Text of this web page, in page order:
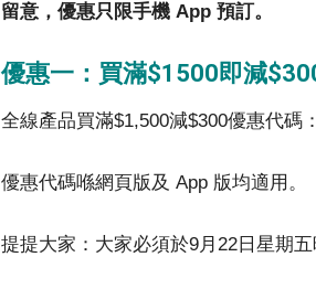
留意，優惠只限手機 App 預訂。
優惠一：買滿$1500即減
全線產品買滿$1,500減$300優惠代碼：
優惠代碼喺網頁版及 App 版均適用。
提提大家：大家必須於9月22日星期